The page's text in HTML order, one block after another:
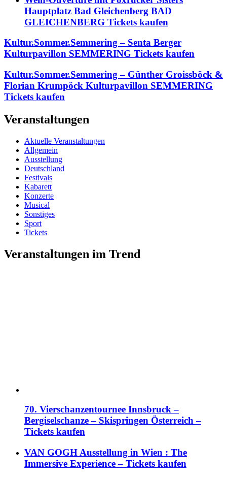
Hauptplatz Bad Gleichenberg BAD
GLEICHENBERG Tickets kaufen
Kultur.Sommer.Semmering – Senta Berger
Kulturpavillon SEMMERING Tickets kaufen
Kultur.Sommer.Semmering – Günther Groissböck &
Florian Krumpöck Kulturpavillon SEMMERING
Tickets kaufen
Veranstaltungen
Aktuelle Veranstaltungen
Allgemein
Ausstellung
Deutschland
Festivals
Kabarett
Konzerte
Musical
Sonstiges
Sport
Tickets
Veranstaltungen im Trend
70. Vierschanzentournee Innsbruck –
Bergiselschanze – Skispringen Österreich –
Tickets kaufen
VAN GOGH Ausstellung in Wien : The
Immersive Experience – Tickets kaufen